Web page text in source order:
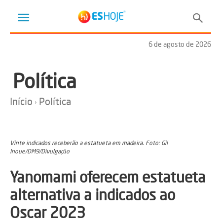
6 de agosto de 2026
Política
Início Política
Vinte indicados receberão a estatueta em madeira. Foto: Gil
Inoue/DM9/Divulgaçāo
Yanomami oferecem estatueta
alternativa a indicados ao
Oscar 2023